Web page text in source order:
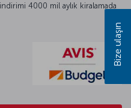
4000 mil aylık kiralamada
Bize ulaşın